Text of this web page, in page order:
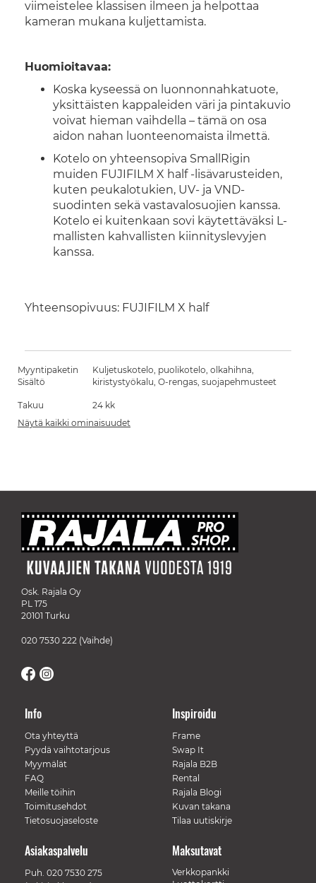
viimeistelee klassisen ilmeen ja helpottaa
kameran mukana kuljettamista.
Huomioitavaa:
Koska kyseessä on luonnonnahkatuote,
yksittäisten kappaleiden väri ja pintakuvio
voivat hieman vaihdella – tämä on osa
aidon nahan luonteenomaista ilmettä.
Kotelo on yhteensopiva SmallRigin
muiden FUJIFILM X half -lisävarusteiden,
kuten peukalotukien, UV- ja VND-
suodinten sekä vastavalosuojien kanssa.
Kotelo ei kuitenkaan sovi käytettäväksi L-
mallisten kahvallisten kiinnityslevyjen
kanssa.
Yhteensopivuus: FUJIFILM X half
Myyntipaketin
Sisältö
Kuljetuskotelo, puolikotelo, olkahihna,
kiristystyökalu, O-rengas, suojapehmusteet
Takuu
24 kk
Näytä kaikki ominaisuudet
Osk. Rajala Oy
PL 175
20101 Turku
020 7530 222 (Vaihde)
Info
Ota yhteyttä
Pyydä vaihtotarjous
Myymälät
FAQ
Meille töihin
Toimitusehdot
Tietosuojaseloste
Inspiroidu
Frame
Swap It
Rajala B2B
Rental
Rajala Blogi
Kuvan takana
Tilaa uutiskirje
Maksutavat
Verkkopankki
Asiakaspalvelu
Puh. 020 7530 275